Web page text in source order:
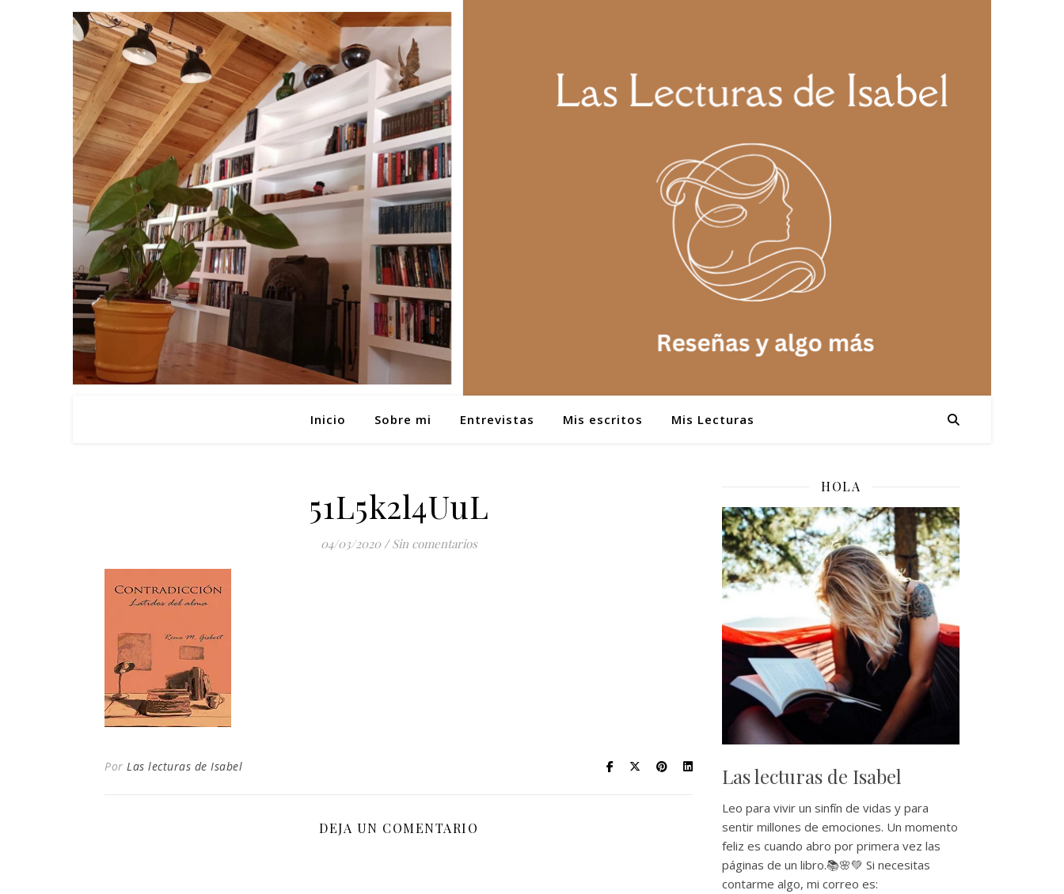
Inicio Sobre mi Entrevistas Mis escritos Mis Lecturas
51L5k2l4UuL
04/03/2020 / Sin comentarios
Por Las lecturas de Isabel
DEJA UN COMENTARIO
HOLA
Las lecturas de Isabel
Leo para vivir un sinfín de vidas y para
sentir millones de emociones. Un momento
feliz es cuando abro por primera vez las
páginas de un libro.📚🌸💚 Si necesitas
contarme algo, mi correo es: